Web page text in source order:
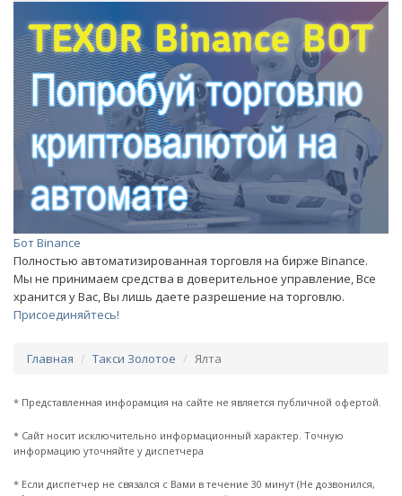
Бот Binance
Полностью автоматизированная торговля на бирже Binance.
Мы не принимаем средства в доверительное управление, Все
хранится у Вас, Вы лишь даете разрешение на торговлю.
Присоединяйтесь!
Главная Такси Золотое Ялта
* Представленная инфорамция на сайте не является публичной офертой.
* Сайт носит исключительно информационный характер. Точную
информацию уточняйте у диспетчера
* Если диспетчер не связался с Вами в течение 30 минут (Не дозвонился,